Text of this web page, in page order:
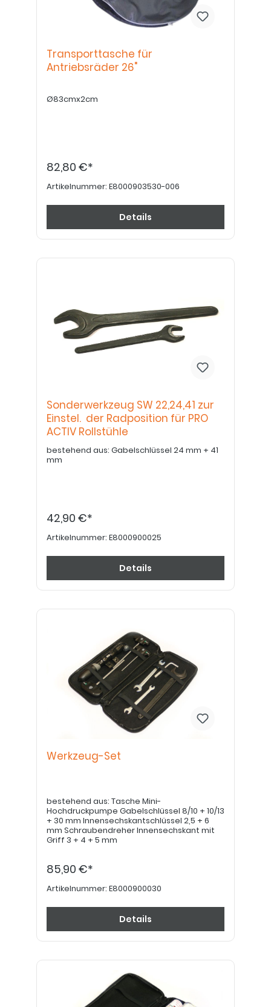
Transporttasche für
Antriebsräder 26"
Ø83cmx2cm
82,80 €*
Artikelnummer: E8000903530-006
Details
Sonderwerkzeug SW 22,24,41 zur
Einstel. der Radposition für PRO
ACTIV Rollstühle
bestehend aus: Gabelschlüssel 24 mm + 41
mm
42,90 €*
Artikelnummer: E8000900025
Details
Werkzeug-Set
bestehend aus: Tasche Mini-
Hochdruckpumpe Gabelschlüssel 8/10 + 10/13
+ 30 mm Innensechskantschlüssel 2,5 + 6
mm Schraubendreher Innensechskant mit
Griff 3 + 4 + 5 mm
85,90 €*
Artikelnummer: E8000900030
Details